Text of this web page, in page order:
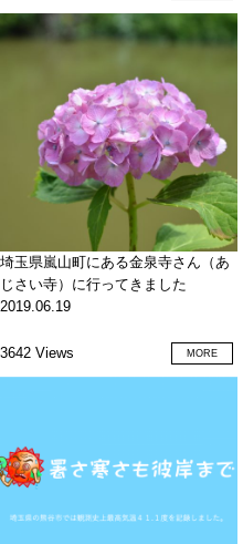
埼玉県嵐山町にある金泉寺さん（あ
じさい寺）に行ってきました
2019.06.19
3642 Views MORE